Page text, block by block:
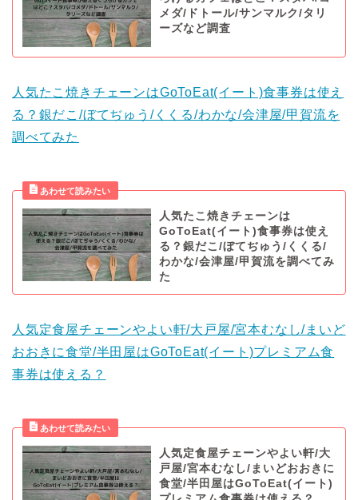
メダ/ドトール/サンマルク/タリ
ーズなど調査
人気たこ焼きチェーンはGoToEat(イート)食事券は使え
る？銀だこ/ぼてぢゅう/くくる/わかな/会津屋/甲賀流を
調べてみた
人気たこ焼きチェーンは
GoToEat(イート)食事券は使え
る？銀だこ/ぼてぢゅう/くくる/
わかな/会津屋/甲賀流を調べてみ
た
人気定食屋チェーンやよい軒/大戸屋/宮本むなし/まいど
おおきに食堂/半田屋はGoToEat(イート)プレミアム食
事券は使える？
人気定食屋チェーンやよい軒/大
戸屋/宮本むなし/まいどおおきに
食堂/半田屋はGoToEat(イート)